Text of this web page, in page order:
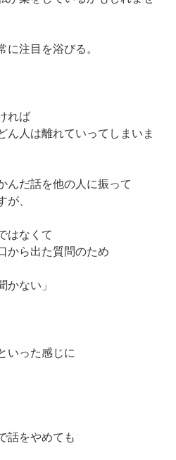
に注目を浴びる。
れば
ん人は離れていってしまいま
んだ話を他の人に振って
が、
はなくて
から出た質問のため
かない」
いった感じに
話をやめても